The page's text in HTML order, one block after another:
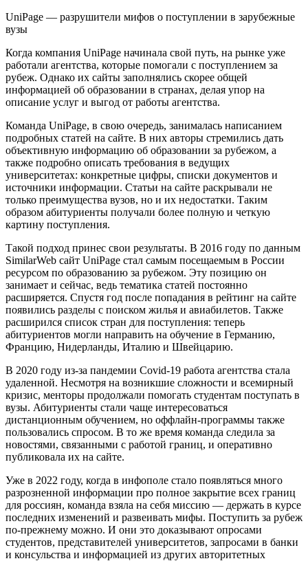
UniPage — разрушители мифов о поступлении в зарубежные
вузы
Когда компания UniPage начинала свой путь, на рынке уже
работали агентства, которые помогали с поступлением за
рубеж. Однако их сайты заполнялись скорее общей
информацией об образовании в странах, делая упор на
описание услуг и выгод от работы агентства.
Команда UniPage, в свою очередь, занималась написанием
подробных статей на сайте. В них авторы стремились дать
объективную информацию об образовании за рубежом, а
также подробно описать требования в ведущих
университетах: конкретные цифры, списки документов и
источники информации. Статьи на сайте раскрывали не
только преимущества вузов, но и их недостатки. Таким
образом абитуриенты получали более полную и четкую
картину поступления.
Такой подход принес свои результаты. В 2016 году по данным
SimilarWeb сайт UniPage стал самым посещаемым в России
ресурсом по образованию за рубежом. Эту позицию он
занимает и сейчас, ведь тематика статей постоянно
расширяется. Спустя год после попадания в рейтинг на сайте
появились разделы с поиском жилья и авиабилетов. Также
расширился список стран для поступления: теперь
абитуриентов могли направить на обучение в Германию,
Францию, Нидерланды, Италию и Швейцарию.
В 2020 году из-за пандемии Covid-19 работа агентства стала
удаленной. Несмотря на возникшие сложности и всемирный
кризис, менторы продолжали помогать студентам поступать в
вузы. Абитуриенты стали чаще интересоваться
дистанционным обучением, но оффлайн-программы также
пользовались спросом. В то же время команда следила за
новостями, связанными с работой границ, и оперативно
публиковала их на сайте.
Уже в 2022 году, когда в инфополе стало появляться много
разрозненной информации про полное закрытие всех границ
для россиян, команда взяла на себя миссию — держать в курсе
последних изменений и развеивать мифы. Поступить за рубеж
по-прежнему можно. И они это доказывают опросами
студентов, представителей университетов, запросами в банки
и консульства и информацией из других авторитетных